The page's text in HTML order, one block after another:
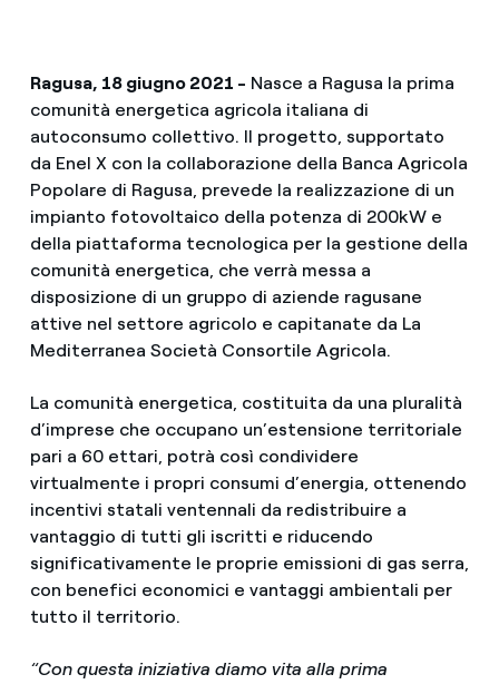
Ragusa, 18 giugno 2021 - Nasce a Ragusa la prima
comunità energetica agricola italiana di
autoconsumo collettivo. Il progetto, supportato
da Enel X con la collaborazione della Banca Agricola
Popolare di Ragusa, prevede la realizzazione di un
impianto fotovoltaico della potenza di 200kW e
della piattaforma tecnologica per la gestione della
comunità energetica, che verrà messa a
disposizione di un gruppo di aziende ragusane
attive nel settore agricolo e capitanate da La
Mediterranea Società Consortile Agricola.
La comunità energetica, costituita da una pluralità
d’imprese che occupano un’estensione territoriale
pari a 60 ettari, potrà così condividere
virtualmente i propri consumi d’energia, ottenendo
incentivi statali ventennali da redistribuire a
vantaggio di tutti gli iscritti e riducendo
significativamente le proprie emissioni di gas serra,
con benefici economici e vantaggi ambientali per
tutto il territorio.
“Con questa iniziativa diamo vita alla prima